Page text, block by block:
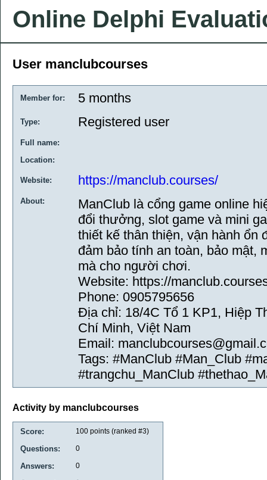
Online Delphi
User manclubcourses
Member for: 5 months
Type: Registered user
Full name:
Location:
Website: https://manclub.courses/
About:
ManClub là cổng game online
đổi thưởng, slot game và mini
thiết kế thân thiện, vận hành ổn
đảm bảo tính an toàn, bảo mật,
mà cho người chơi.
Website: https://
Phone: 0905795656
Địa chỉ: 18/4C Tổ 1 KP1, Hiệp
Chí Minh, Việt Nam
Email:
Tags: #ManClub #Man_Club
#trangchu_ManClub
Activity by manclubcourses
Score: 100 points (ranked #3)
Questions: 0
Answers: 0